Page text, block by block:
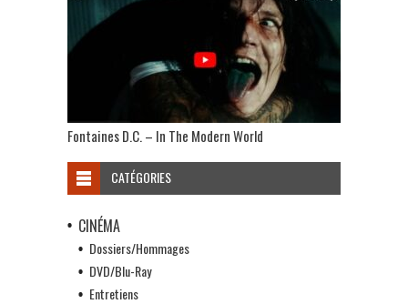
Fontaines D.C. – In The Modern World
CATÉGORIES
CINÉMA
Dossiers/Hommages
DVD/Blu-Ray
Entretiens